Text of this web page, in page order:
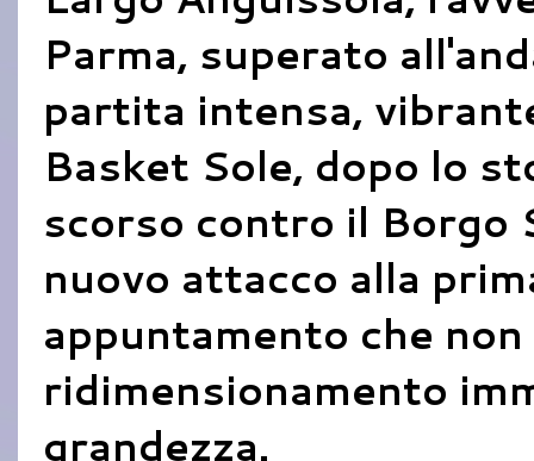
Parma, superato
partita intensa,
Basket Sole, dopo lo
scorso contro il Borgo
nuovo attacco alla
appuntamento che
ridimensionamento
grandezza.